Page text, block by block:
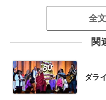
全
関
ダラ